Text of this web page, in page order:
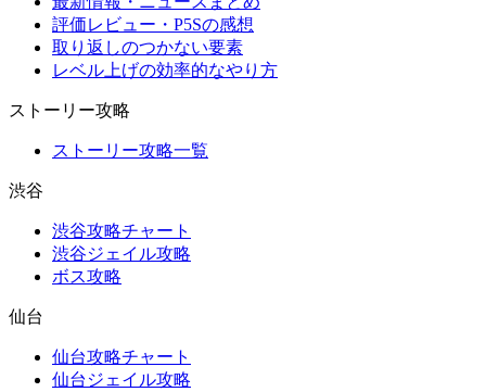
評価レビュー・P5Sの感想
取り返しのつかない要素
レベル上げの効率的なやり方
ストーリー攻略
ストーリー攻略一覧
渋谷
渋谷攻略チャート
渋谷ジェイル攻略
ボス攻略
仙台
仙台攻略チャート
仙台ジェイル攻略